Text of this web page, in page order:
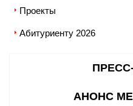
Проекты
Абитуриенту 2026
АНОНС